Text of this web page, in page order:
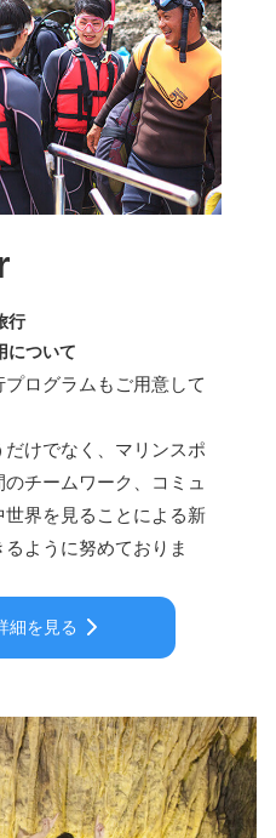
行
について
ログラムもご用意して
けでなく、マリンスポ
チームワーク、コミュ
界を見ることによる新
ように努めておりま
細を見る